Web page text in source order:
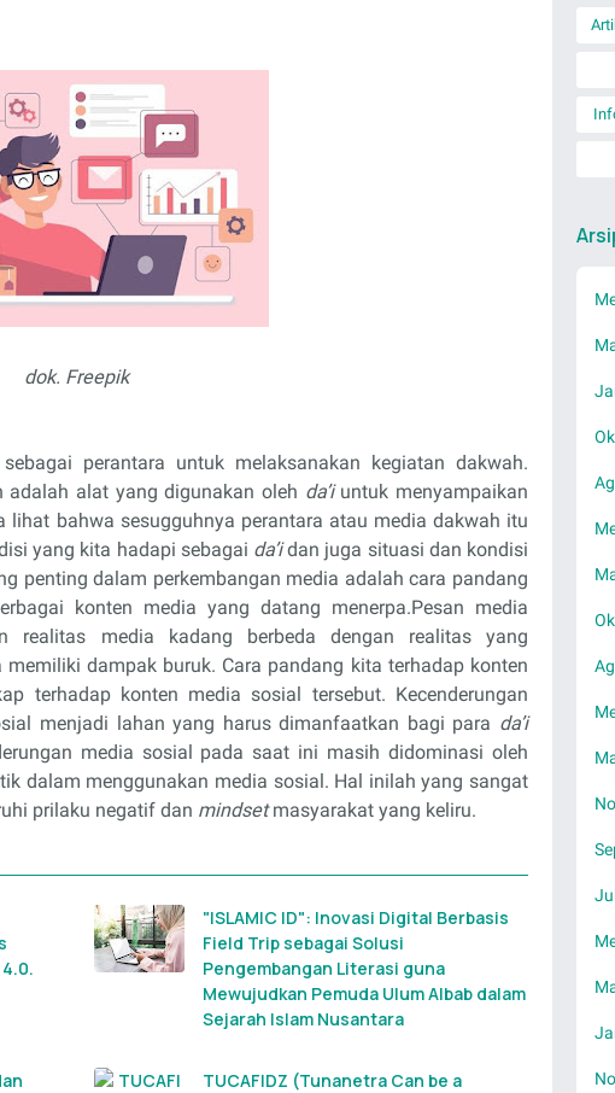
dok. Freepik
perantara untuk melaksanakan kegiatan dakwah.
alat yang digunakan oleh da’iuntuk menyampaikan
lihat bahwa sesugguhnya perantara atau media dakwah itu
yang kita hadapi sebagai da’idan juga situasi dan kondisi
penting dalam perkembangan media adalah cara pandang
konten media yang datang menerpa.Pesan media
realitas media kadang berbeda dengan realitas yang
dampak buruk. Cara pandang kita terhadap konten
terhadap konten media sosial tersebut. Kecenderungan
menjadi lahan yang harus dimanfaatkan bagi para da’i
media sosial pada saat ini masih didominasi oleh
dalam menggunakan media sosial. Hal inilah yang sangat
prilaku negatif dan mindsetmasyarakat yang keliru.
"ISLAMIC ID": Inovasi Digital Berbasis
Field Trip sebagai Solusi
Pengembangan Literasi guna
Mewujudkan Pemuda Ulum Albab dalam
Sejarah Islam Nusantara
TUCAFIDZ (Tunanetra Can be a